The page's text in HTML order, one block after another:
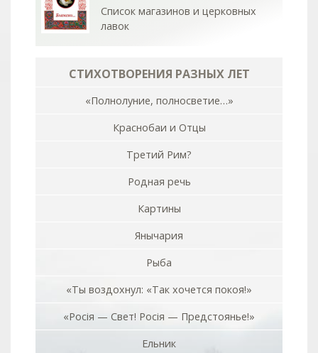
Список магазинов и церковных
лавок
СТИХОТВОРЕНИЯ РАЗНЫХ ЛЕТ
«Полнолуние, полносветие…»
Краснобаи и Отцы
Третий Рим?
Родная речь
Картины
Янычария
Рыба
«Ты воздохнул: «Так хочется покоя!»
«Росiя — Свет! Росiя — Предстоянье!»
Ельник